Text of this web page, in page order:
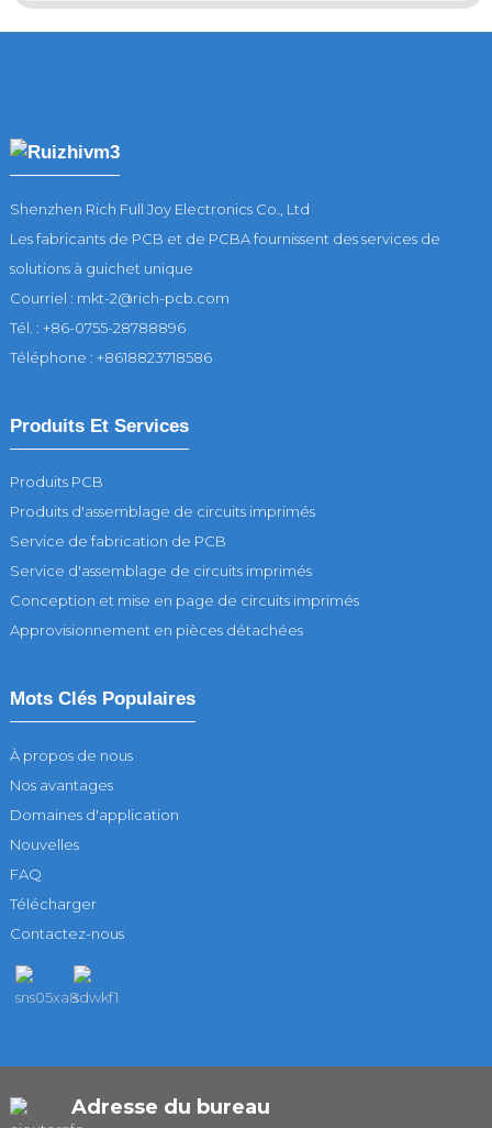
Shenzhen Rich Full Joy Electronics Co., Ltd
Les fabricants de PCB et de PCBA fournissent des services de
solutions à guichet unique
Courriel : mkt-2@rich-pcb.com
Tél. : +86-0755-28788896
Téléphone : +8618823718586
Produits Et Services
Produits PCB
Produits d'assemblage de circuits imprimés
Service de fabrication de PCB
Service d'assemblage de circuits imprimés
Conception et mise en page de circuits imprimés
Approvisionnement en pièces détachées
Mots Clés Populaires
À propos de nous
Nos avantages
Domaines d'application
Nouvelles
FAQ
Télécharger
Contactez-nous
Adresse du bureau